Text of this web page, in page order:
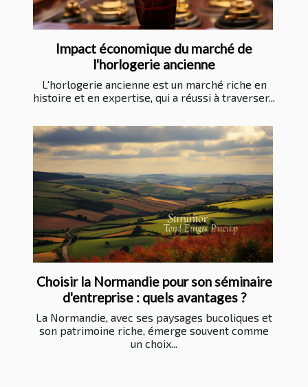
Impact économique du marché de
l'horlogerie ancienne
L'horlogerie ancienne est un marché riche en
histoire et en expertise, qui a réussi à traverser...
Choisir la Normandie pour son séminaire
d'entreprise : quels avantages ?
La Normandie, avec ses paysages bucoliques et
son patrimoine riche, émerge souvent comme
un choix...